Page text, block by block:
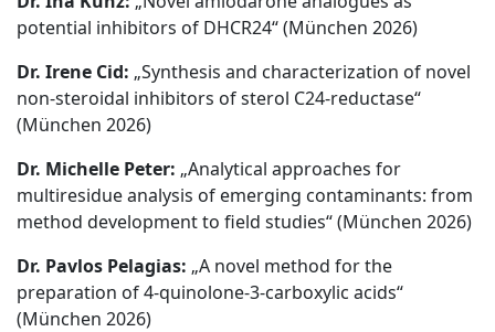
potential inhibitors of DHCR24“ (München 2026)
Dr. Irene Cid: „Synthesis and characterization of novel
non-steroidal inhibitors of sterol C24-reductase“
(München 2026)
Dr. Michelle Peter: „Analytical approaches for
multiresidue analysis of emerging contaminants: from
method development to field studies“ (München 2026)
Dr. Pavlos Pelagias: „A novel method for the
preparation of 4-quinolone-3-carboxylic acids“
(München 2026)